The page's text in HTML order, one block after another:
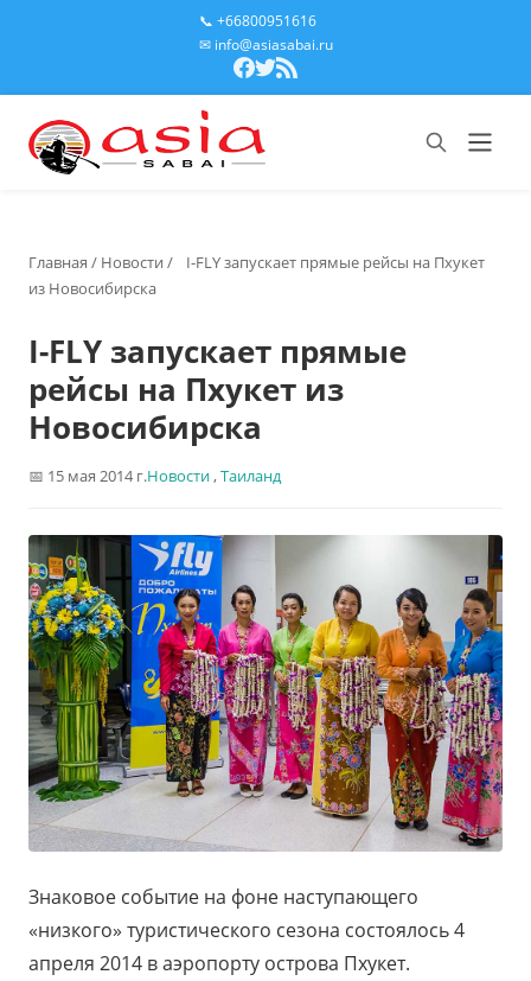
📞 +66800951616
✉ info@asiasabai.ru
Главная / Новости /
I-FLY запускает прямые рейсы на Пхукет
из Новосибирска
I-FLY запускает прямые
рейсы на Пхукет из
Новосибирска
15 мая 2014 г.Новости,Таиланд
Знаковое событие на фоне наступающего
«низкого» туристического сезона состоялось 4
апреля 2014 в аэропорту острова Пхукет.